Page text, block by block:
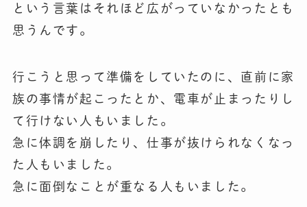
という言葉はそれほど広がっていなかったとも
思うんです。
行こうと思って準備をしていたのに、直前に家
族の事情が起こったとか、電車が止まったりし
て行けない人もいました。
急に体調を崩したり、仕事が抜けられなくなっ
た人もいました。
急に面倒なことが重なる人もいました。